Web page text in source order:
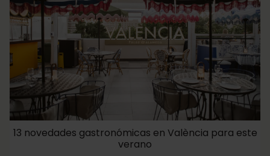
13 novedades gastronómicas en València para este
verano